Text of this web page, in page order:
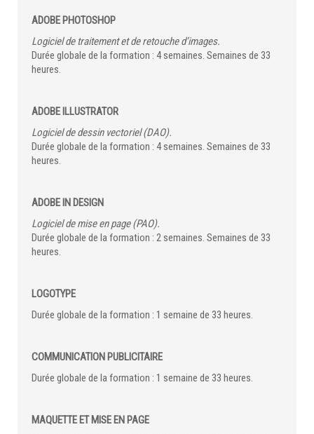
ADOBE PHOTOSHOP
Logiciel de traitement et de retouche d’images.
Durée globale de la formation : 4 semaines. Semaines de 33
heures.
ADOBE ILLUSTRATOR
Logiciel de dessin vectoriel (DAO).
Durée globale de la formation : 4 semaines. Semaines de 33
heures.
ADOBE IN DESIGN
Logiciel de mise en page (PAO).
Durée globale de la formation : 2 semaines. Semaines de 33
heures.
LOGOTYPE
Durée globale de la formation : 1 semaine de 33 heures.
COMMUNICATION PUBLICITAIRE
Durée globale de la formation : 1 semaine de 33 heures.
MAQUETTE ET MISE EN PAGE